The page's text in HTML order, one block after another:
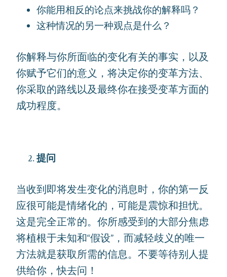
你能用相反的论点来挑战你的解释吗？
这种情况的另一种观点是什么？
你解释与你所面临的变化有关的事实，以及
你赋予它们的意义，将决定你的变革方法、
你采取的路线以及最终你在接受变革方面的
成功程度。
提问
当收到即将发生变化的消息时，你的第一反
应很可能是情绪化的，可能是震惊和担忧。
这是完全正常的。你所感受到的大部分焦虑
将植根于未知和“假设”，而减轻歧义的唯一
方法就是获取所需的信息。不要等待别人提
供给你，快去问！